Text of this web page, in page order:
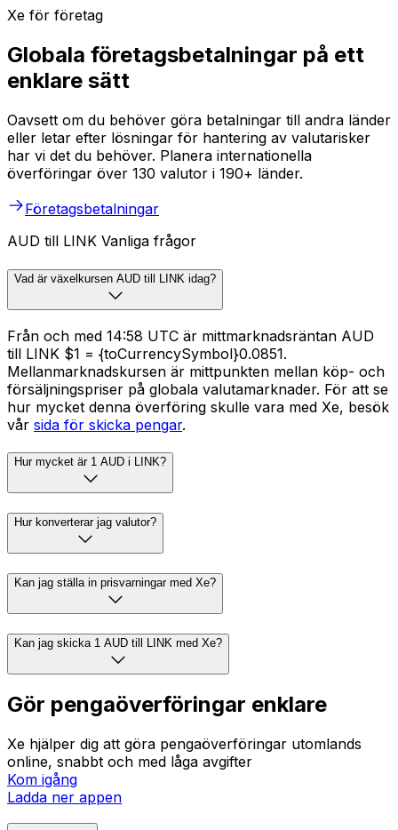
Xe för företag
Globala företagsbetalningar på ett
enklare sätt
Oavsett om du behöver göra betalningar till andra länder
eller letar efter lösningar för hantering av valutarisker
har vi det du behöver. Planera internationella
överföringar över 130 valutor i 190+ länder.
Företagsbetalningar
AUD till LINK Vanliga frågor
Vad är växelkursen AUD till LINK idag?
Från och med 14:58 UTC är mittmarknadsräntan AUD
till LINK $1 = {toCurrencySymbol}0.0851.
Mellanmarknadskursen är mittpunkten mellan köp- och
försäljningspriser på globala valutamarknader. För att se
hur mycket denna överföring skulle vara med Xe, besök
vår sida för skicka pengar.
Hur mycket är 1 AUD i LINK?
Hur konverterar jag valutor?
Kan jag ställa in prisvarningar med Xe?
Kan jag skicka 1 AUD till LINK med Xe?
Gör pengaöverföringar enklare
Xe hjälper dig att göra pengaöverföringar utomlands
online, snabbt och med låga avgifter
Kom igång
Ladda ner appen